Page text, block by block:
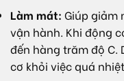
Làm mát: Giúp giảm
vận hành. Khi động
đến hàng trăm độ C.
cơ khỏi việc quá